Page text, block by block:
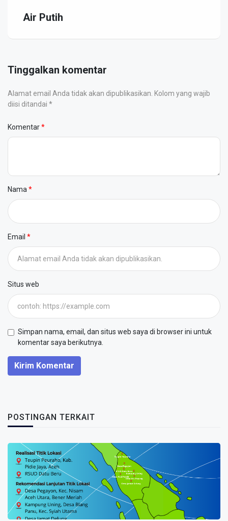
Air Putih
Tinggalkan komentar
Alamat email Anda tidak akan dipublikasikan. Kolom yang wajib
diisi ditandai *
Komentar
Nama
Email
Situs web
Simpan nama, email, dan situs web saya di browser ini untuk
komentar saya berikutnya.
Kirim Komentar
POSTINGAN TERKAIT